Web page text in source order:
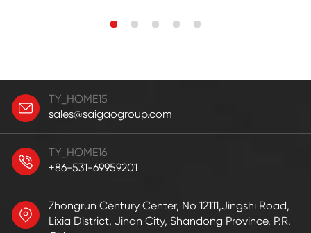
TY_HOME15
sales@saigaogroup.com
TY_HOME16
+86-531-69959201
Zhongrun Century Center, No 12111,Jingshi Road,
Lixia District, Jinan City, Shandong Province. P.R.